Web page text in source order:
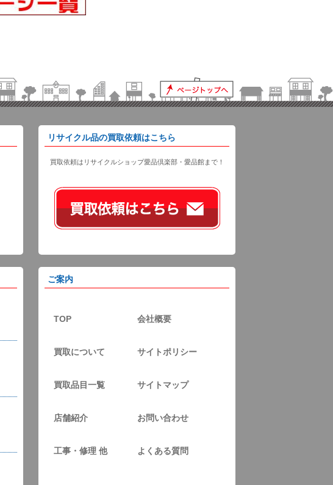
リサイクル品の買取依頼はこちら
買取依頼はリサイクルショップ愛品倶楽部・愛品館まで！
ご案内
TOP 会社概要
買取について サイトポリシー
買取品目一覧 サイトマップ
店舗紹介 お問い合わせ
工事・修理 他 よくある質問